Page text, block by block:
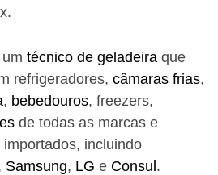
técnico de geladeira que
refrigeradores, câmaras frias,
, bebedouros, freezers,
de todas as marcas e
incluindo
Samsung, LG e Consul .